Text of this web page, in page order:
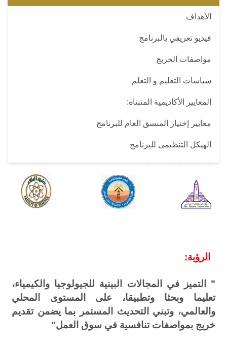
الأهداف
فيديو تعريفي بالبرنامج
مواصفات الخريج
سياسات التعليم و التعلم
المعايير الأكاديمية المتبناه:
معايير إختيار المنسق العام للبرنامج
الهيكل التنظيمى للبرنامج
المعامل الطلابية و البحثية
مجالات العمل
طرق التواصل
الرؤية:
" التميز في المجالات البينية للجيولوجيا والكيمياء،
تعليما وبحثا وتطبيقا، على المستوى المحلي
والعالمي، وتبني التحديث المستمر بما يضمن تقديم
خريج بمواصفات تنافسية في سوق العمل"